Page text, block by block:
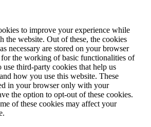
to improve your experience while
the website. Out of these, the cookies
necessary are stored on your browser
for the working of basic functionalities of
use third-party cookies that help us
how you use this website. These
in your browser only with your
the option to opt-out of these cookies.
of these cookies may affect your